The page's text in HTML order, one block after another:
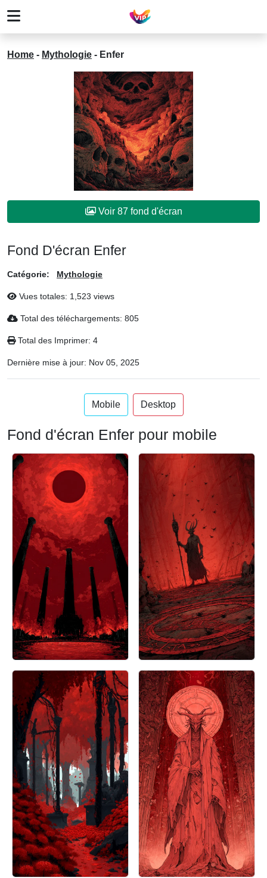
Home - Mythologie - Enfer
Voir 87 fond d'écran
Fond D'écran Enfer
Catégorie: Mythologie
Vues totales: 1,523 views
Total des téléchargements: 805
Total des Imprimer: 4
Dernière mise à jour: Nov 05, 2025
Mobile Desktop
Fond d'écran Enfer pour mobile